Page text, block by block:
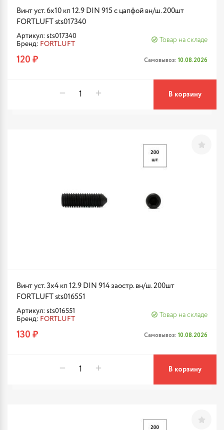
Винт уст. 6х10 кп 12.9 DIN 915 с цапфой вн/ш. 200шт
FORTLUFT sts017340
Артикул: sts017340
Бренд: FORTLUFT
Товар на складе
120 ₽ Самовывоз: 10.08.2026
В корзину
Винт уст. 3х4 кп 12.9 DIN 914 заостр. вн/ш. 200шт
FORTLUFT sts016551
Артикул: sts016551
Бренд: FORTLUFT
Товар на складе
130 ₽ Самовывоз: 10.08.2026
В корзину